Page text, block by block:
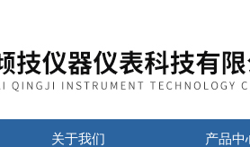
关于我们 产品中